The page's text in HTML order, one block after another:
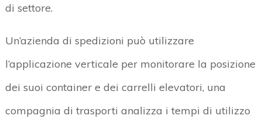
di settore.
Un’azienda di spedizioni può utilizzare
l’applicazione verticale per monitorare la posizione
dei suoi container e dei carrelli elevatori, una
compagnia di trasporti analizza i tempi di utilizzo